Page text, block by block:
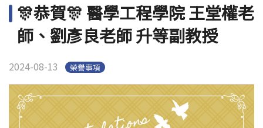
Open submenu (重要連結)
重要連結
🎊恭賀🎊 醫學工程學院 王堂權老
師、劉彥良老師 升等副教授
2024-08-13 榮譽事項